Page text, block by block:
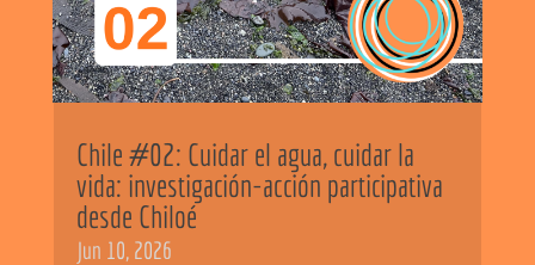
Chile #02: Cuidar el agua, cuidar la
vida: investigación-acción participativa
desde Chiloé
Jun 10, 2026